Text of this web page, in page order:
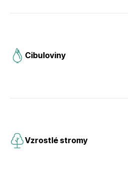
Cibuloviny
Vzrostlé stromy